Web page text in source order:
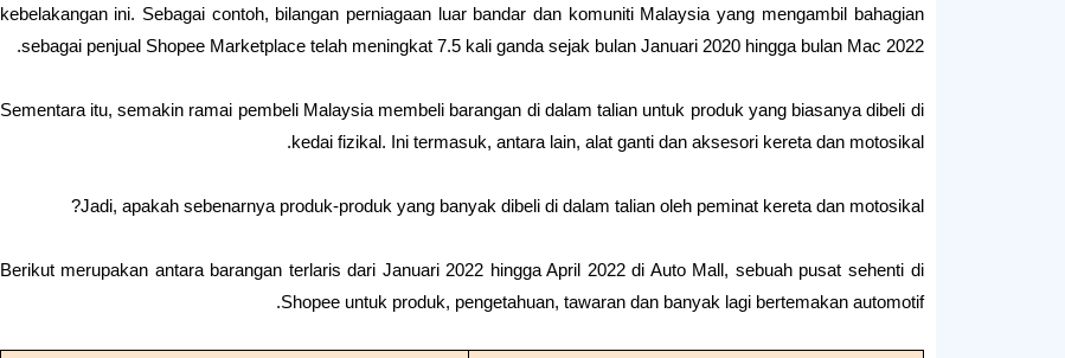
kebelakangan ini. Sebagai contoh, bilangan perniagaan luar bandar dan komuniti Malaysia yang mengambil bahagian
sebagai penjual Shopee Marketplace telah meningkat 7.5 kali ganda sejak bulan Januari 2020 hingga bulan Mac 2022.
Sementara itu, semakin ramai pembeli Malaysia membeli barangan di dalam talian untuk produk yang biasanya dibeli di
kedai fizikal. Ini termasuk, antara lain, alat ganti dan aksesori kereta dan motosikal.
Jadi, apakah sebenarnya produk-produk yang banyak dibeli di dalam talian oleh peminat kereta dan motosikal?
Berikut merupakan antara barangan terlaris dari Januari 2022 hingga April 2022 di Auto Mall, sebuah pusat sehenti di
Shopee untuk produk, pengetahuan, tawaran dan banyak lagi bertemakan automotif.